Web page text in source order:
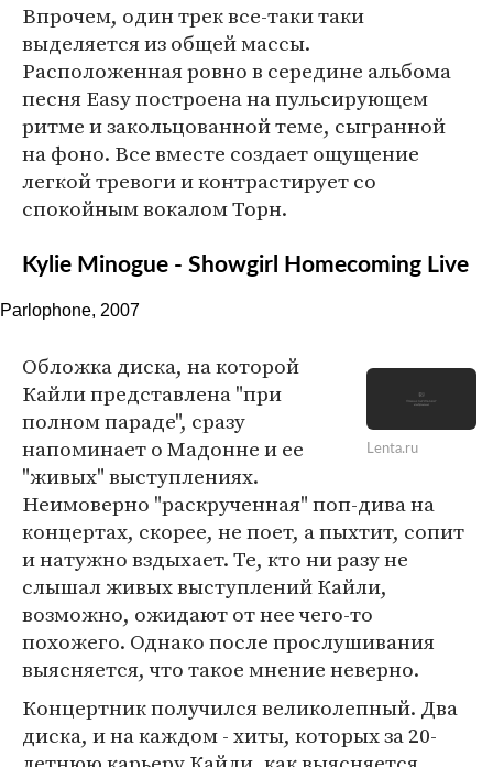
Впрочем, один трек все-таки таки
выделяется из общей массы.
Расположенная ровно в середине альбома
песня Easy построена на пульсирующем
ритме и закольцованной теме, сыгранной
на фоно. Все вместе создает ощущение
легкой тревоги и контрастирует со
спокойным вокалом Торн.
Kylie Minogue - Showgirl Homecoming Live
Parlophone, 2007
Lenta.ru
Обложка диска, на которой
Кайли представлена "при
полном параде", сразу
напоминает о Мадонне и ее
"живых" выступлениях.
Неимоверно "раскрученная" поп-дива на
концертах, скорее, не поет, а пыхтит, сопит
и натужно вздыхает. Те, кто ни разу не
слышал живых выступлений Кайли,
возможно, ожидают от нее чего-то
похожего. Однако после прослушивания
выясняется, что такое мнение неверно.
Концертник получился великолепный. Два
диска, и на каждом - хиты, которых за 20-